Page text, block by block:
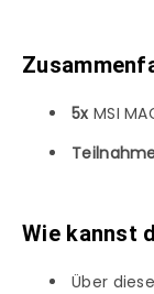
5x MSI
Wie kannst
Über